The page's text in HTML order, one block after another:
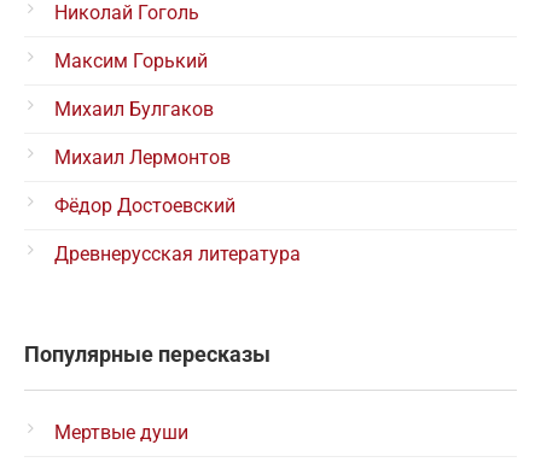
Николай Гоголь
Максим Горький
Михаил Булгаков
Михаил Лермонтов
Фёдор Достоевский
Древнерусская литература
Популярные пересказы
Мертвые души